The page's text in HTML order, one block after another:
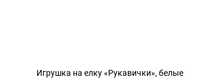
Игрушка на елку «Рукавички», белые